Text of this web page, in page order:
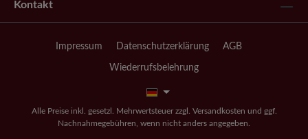
Kontakt
Impressum Datenschutzerklärung AGB
Wiederrufsbelehrung
Alle Preise inkl. gesetzl. Mehrwertsteuer zzgl. Versandkosten und ggf.
Nachnahmegebühren, wenn nicht anders angegeben.